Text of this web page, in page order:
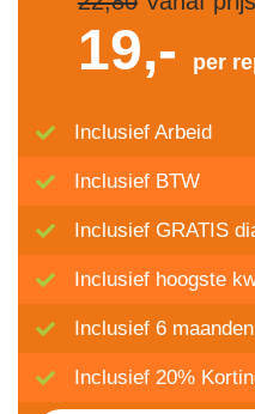
19,- per
Inclusief Arbeid
Inclusief BTW
Inclusief GRATIS
Inclusief hoogste
Inclusief 6
Inclusief 20%